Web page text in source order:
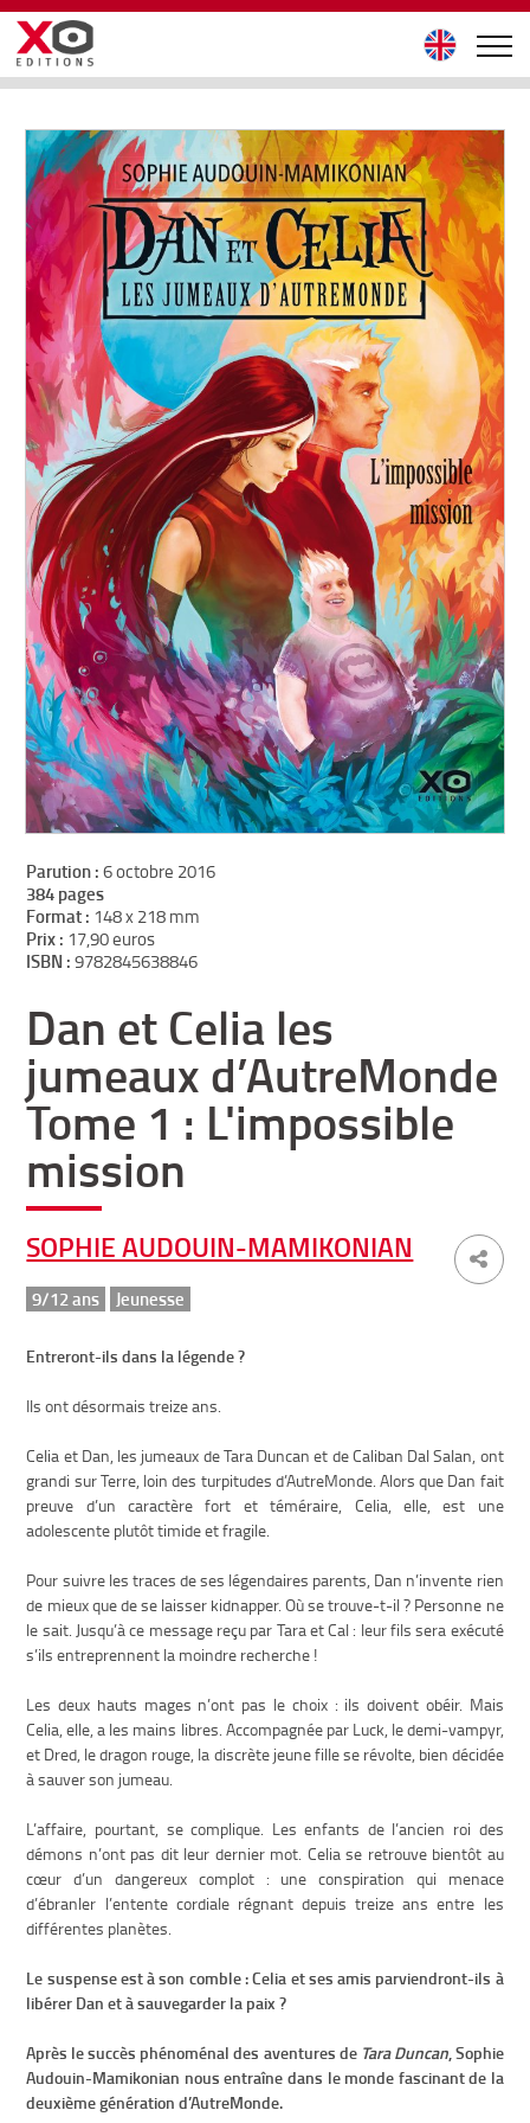
Parution : 6 octobre 2016
384 pages
Format : 148 x 218 mm
Prix : 17,90 euros
ISBN : 9782845638846
Dan et Celia les
jumeaux d’AutreMonde
Tome 1 : L'impossible
mission
SOPHIE AUDOUIN-MAMIKONIAN
9/12 ans Jeunesse
Entreront-ils dans la légende ?
Ils ont désormais treize ans.
Celia et Dan, les jumeaux de Tara Duncan et de Caliban Dal Salan, ont
grandi sur Terre, loin des turpitudes d’AutreMonde. Alors que Dan fait
preuve d’un caractère fort et téméraire, Celia, elle, est une
adolescente plutôt timide et fragile.
Pour suivre les traces de ses légendaires parents, Dan n’invente rien
de mieux que de se laisser kidnapper. Où se trouve-t-il ? Personne ne
le sait. Jusqu’à ce message reçu par Tara et Cal : leur fils sera exécuté
s’ils entreprennent la moindre recherche !
Les deux hauts mages n’ont pas le choix : ils doivent obéir. Mais
Celia, elle, a les mains libres. Accompagnée par Luck, le demi-vampyr,
et Dred, le dragon rouge, la discrète jeune fille se révolte, bien décidée
à sauver son jumeau.
L’affaire, pourtant, se complique. Les enfants de l’ancien roi des
démons n’ont pas dit leur dernier mot. Celia se retrouve bientôt au
cœur d’un dangereux complot : une conspiration qui menace
d’ébranler l’entente cordiale régnant depuis treize ans entre les
différentes planètes.
Le suspense est à son comble : Celia et ses amis parviendront-ils à
libérer Dan et à sauvegarder la paix ?
Après le succès phénoménal des aventures de Tara Duncan, Sophie
Audouin-Mamikonian nous entraîne dans le monde fascinant de la
deuxième génération d’AutreMonde.